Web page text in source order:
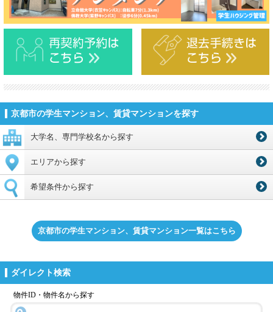
京都市の学生マンション、賃貸マンションを探す
大学名、専門学校名から探す
エリアから探す
希望条件から探す
京都市の学生マンション、賃貸マンション一覧はこちら
ダイレクト検索
物件ID・物件名から探す